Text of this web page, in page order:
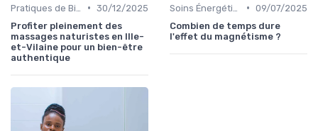
• 30/12/2025
Profiter pleinement des
massages naturistes en Ille-
et-Vilaine pour un bien-être
authentique
• 09/07/2025
Combien de temps dure
l'effet du magnétisme ?